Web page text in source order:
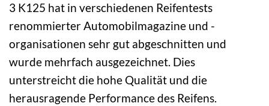
3 K125 hat in verschiedenen Reifentests
renommierter Automobilmagazine und -
organisationen sehr gut abgeschnitten und
wurde mehrfach ausgezeichnet. Dies
unterstreicht die hohe Qualität und die
herausragende Performance des Reifens.